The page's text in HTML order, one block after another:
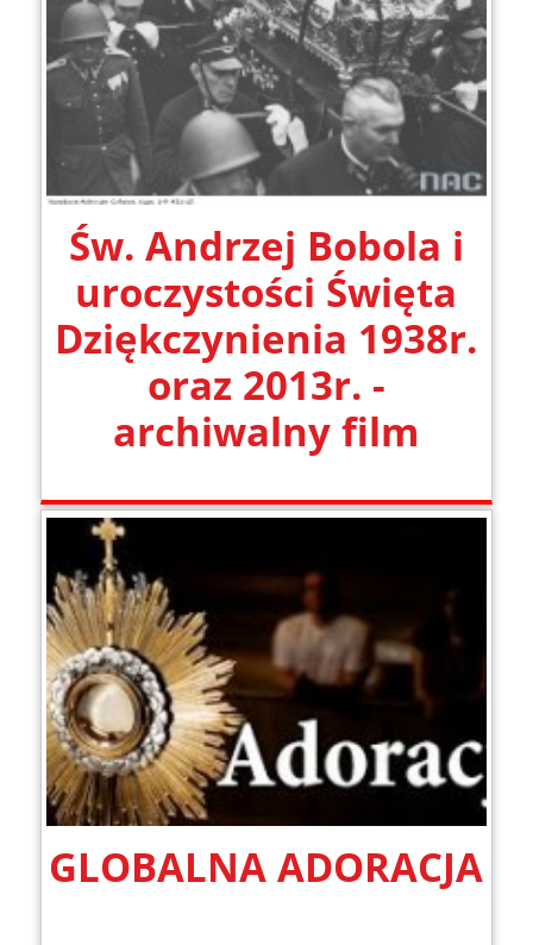
Św. Andrzej Bobola i
uroczystości Święta
Dziękczynienia 1938r.
oraz 2013r. -
archiwalny film
GLOBALNA ADORACJA